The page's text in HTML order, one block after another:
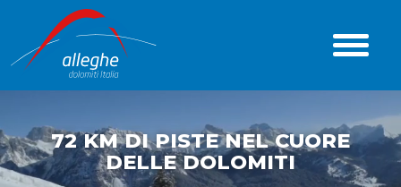
72 KM DI PISTE NEL CUORE
DELLE DOLOMITI